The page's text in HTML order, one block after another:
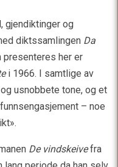
gjendiktinger og
diktssamlingen Da
presenteres her er
i 1966. I samtlige av
usnobbete tone, og et
– noe
De vindskeivefra